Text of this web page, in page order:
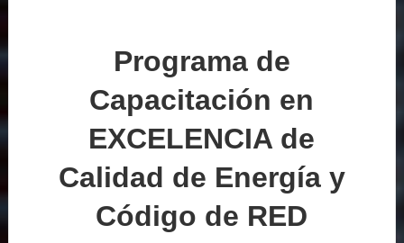
Programa de
Capacitación en
EXCELENCIA de
Calidad de Energía y
Código de RED